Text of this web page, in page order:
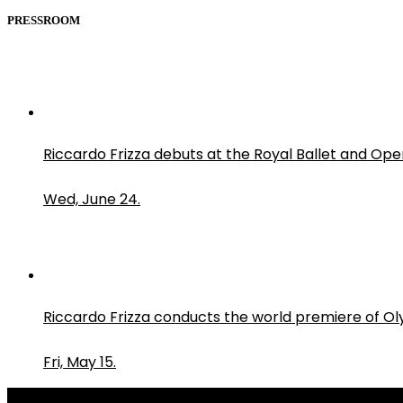
PRESSROOM
Riccardo Frizza debuts at the Royal Ballet and
Wed, June 24.
Riccardo Frizza conducts the world premiere of
Fri, May 15.